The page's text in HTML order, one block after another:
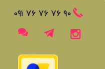
​​٩٠ ٧۶ ٧۶ ٧۶ ٠٩١